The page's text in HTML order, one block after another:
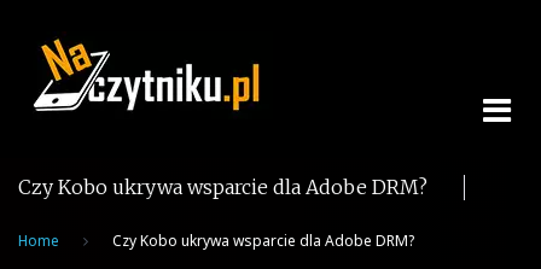
content
Czy Kobo ukrywa wsparcie dla Adobe DRM?
Home Czy Kobo ukrywa wsparcie dla Adobe DRM?